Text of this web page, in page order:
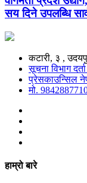
सय दिने उपलब्धि
कटारी, ३ ,
सूचना विभाग
प्रेसकाउन्सिल
मो.
हाम्रो बारे